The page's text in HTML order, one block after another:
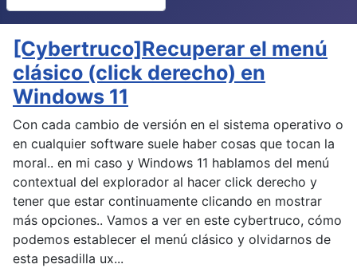
[Cybertruco]Recuperar el menú
clásico (click derecho) en
Windows 11
Con cada cambio de versión en el sistema operativo o
en cualquier software suele haber cosas que tocan la
moral.. en mi caso y Windows 11 hablamos del menú
contextual del explorador al hacer click derecho y
tener que estar continuamente clicando en mostrar
más opciones.. Vamos a ver en este cybertruco, cómo
podemos establecer el menú clásico y olvidarnos de
esta pesadilla ux...